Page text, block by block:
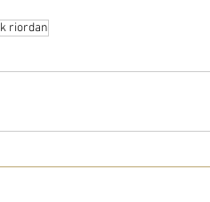
k riordan